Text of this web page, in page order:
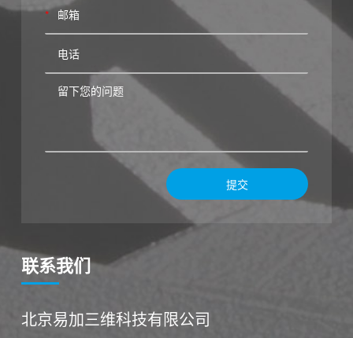
*
提交
联系我们
北京易加三维科技有限公司